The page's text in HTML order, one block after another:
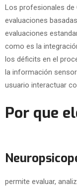
Los profesionales de
evaluaciones
evaluaciones
como es la
los déficits en el
la información
usuario interactuar
Por que
permite evaluar,